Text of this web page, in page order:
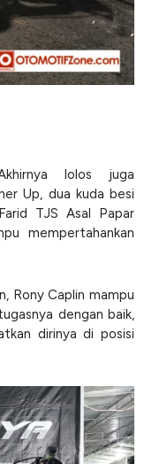
lolos juga
Up, dua kuda besi
TJS Asal Papar
mempertahankan
Rony Caplin mampu
dengan baik,
dirinya di posisi